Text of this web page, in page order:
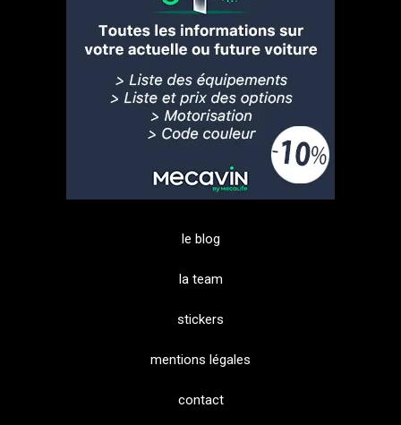
le blog
la team
stickers
mentions légales
contact